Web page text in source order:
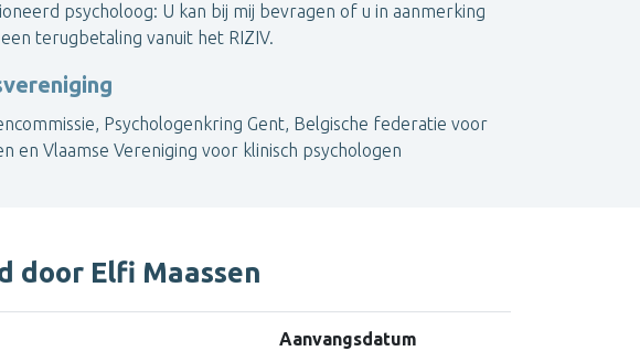
psycholoog: U kan bij mij bevragen of u in aanmerking
terugbetaling vanuit het RIZIV.
Psychologenkring Gent, Belgische federatie voor
en Vlaamse Vereniging voor klinisch psychologen
door Elfi Maassen
Aanvangsdatum